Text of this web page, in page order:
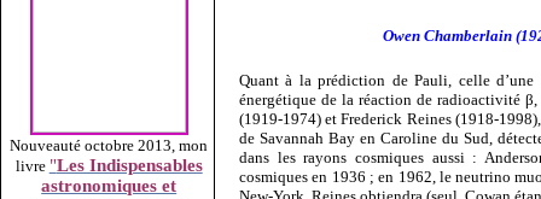
Nouveauté octobre 2013, mon
livre "Les Indispensables
astronomiques et
Owen Chamberlain
Quant à la prédiction de Pauli, celle d’une
énergétique de la réaction de radioactivité
(1919-1974) et Frederick Reines (1918-
de Savannah Bay en Caroline du Sud,
dans les rayons cosmiques aussi :
cosmiques en 1936 ; en 1962, le neutrino